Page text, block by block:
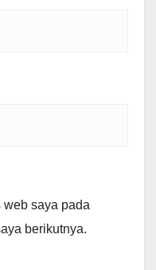
web saya pada
berikutnya.